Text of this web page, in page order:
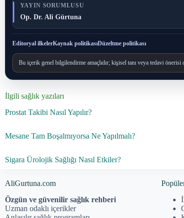
YAYIN SORUMLUSU
Op. Dr. Ali Gürtuna
Editoryal ilkelerKaynak politikasıDüzeltme politikası
Bu içerik genel bilgilendirme amaçlıdır; kişisel tanı veya tedavi önerisi
İlgili sağlık yazıları
Prostat Takibi Nasıl Yapılır?
Mesane Tam Boşalmıyorsa Ne Yapılmalı?
Sigara Ürolojik Sağlığı Nasıl Etkiler?
AliGurtuna.com
Özgün ve güvenilir sağlık rehberi
Uzman odaklı içerikler